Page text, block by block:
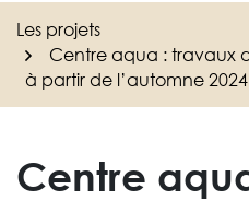
Les projets
Centre aqua : travaux
à partir de l’automne 2024
Centre